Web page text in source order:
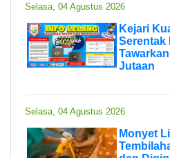
Selasa, 04 Agustus 2026
Kejari
Serentak
Jutaan
Selasa, 04 Agustus 2026
Monyet